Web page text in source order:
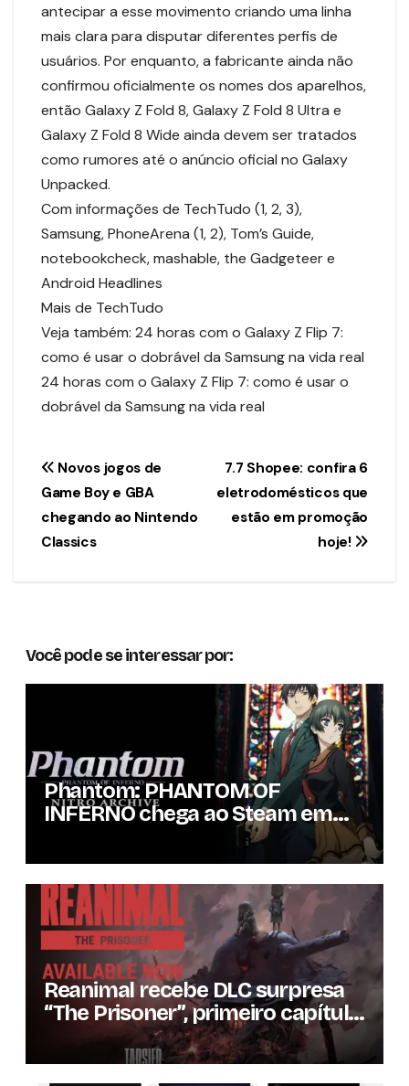
antecipar a esse movimento criando uma linha
mais clara para disputar diferentes perfis de
usuários. Por enquanto, a fabricante ainda não
confirmou oficialmente os nomes dos aparelhos,
então Galaxy Z Fold 8, Galaxy Z Fold 8 Ultra e
Galaxy Z Fold 8 Wide ainda devem ser tratados
como rumores até o anúncio oficial no Galaxy
Unpacked.
Com informações de TechTudo (1, 2, 3),
Samsung, PhoneArena (1, 2), Tom’s Guide,
notebookcheck, mashable, the Gadgeteer e
Android Headlines
Mais de TechTudo
Veja também: 24 horas com o Galaxy Z Flip 7:
como é usar o dobrável da Samsung na vida real
24 horas com o Galaxy Z Flip 7: como é usar o
dobrável da Samsung na vida real
Navegação
de
Post
7.7 Shopee: confira 6
eletrodomésticos que
estão em promoção
hoje!
Novos jogos de
Game Boy e GBA
chegando ao Nintendo
Classics
Você pode se interessar por:
Phantom: PHANTOM OF
INFERNO chega ao Steam em
setembro com conteúdo da
versão lançada em 2013
Reanimal recebe DLC surpresa
“The Prisoner”, primeiro capítulo
da expansão de história